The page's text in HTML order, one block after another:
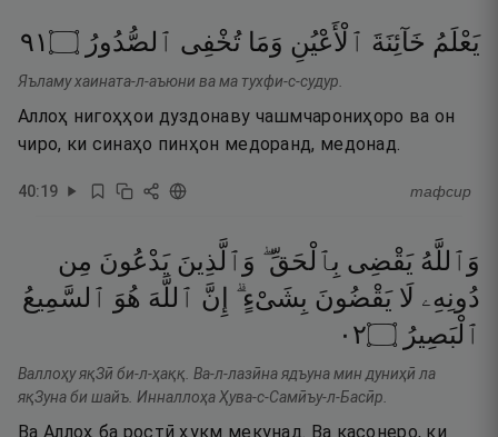
يَعْلَمُ خَآئِنَةَ ٱلْأَعْيُنِ وَمَا تُخْفِى ٱلصُّدُورُ ۝١٩
Яъламу хаината-л-аъюни ва ма тухфи-с-судур.
Аллоҳ нигоҳҳои дуздонаву чашмчарониҳоро ва он
чиро, ки синаҳо пинҳон медоранд, медонад.
40:19 тафсир
وَٱللَّهُ يَقْضِى بِٱلْحَقِّ ۖ وَٱلَّذِينَ يَدْعُونَ مِن
دُونِهِۦ لَا يَقْضُونَ بِشَىْءٍ ۗ إِنَّ ٱللَّهَ هُوَ ٱلسَّمِيعُ
ٱلْبَصِيرُ ۝٢٠
Валлоҳу яқЗӣ би-л-ҳаққ. Ва-л-лазӣна ядъуна мин дуниҳӣ ла
яқЗуна би шайъ. Инналлоҳа Ҳува-с-Самӣъу-л-Басӣр.
Ва Аллоҳ ба ростӣ ҳукм мекунад. Ва касонеро, ки